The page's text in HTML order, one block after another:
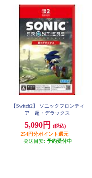
【Switch2】 ソニックフロンティ
ア 超・デラックス
5,090円
(税込)
254円分ポイント還元
発送目安: 予約受付中